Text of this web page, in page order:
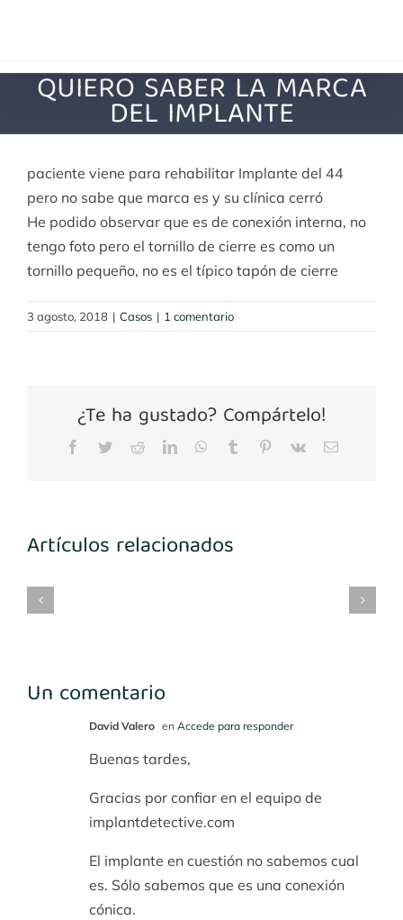
QUIERO SABER LA MARCA
DEL IMPLANTE
paciente viene para rehabilitar Implante del 44
pero no sabe que marca es y su clínica cerró
He podido observar que es de conexión interna, no
tengo foto pero el tornillo de cierre es como un
tornillo pequeño, no es el típico tapón de cierre
3 agosto, 2018 | Casos | 1 comentario
¿Te ha gustado? Compártelo!
Facebook
TwitterRedditLinkedInWhatsApp
Tumblr Pinterest
Vk
Correo
Artículos relacionados
Implantes
Un comentario
David Valero en Accede para responder
Buenas tardes,
Gracias por confiar en el equipo de
implantdetective.com
El implante en cuestión no sabemos cual
es. Sólo sabemos que es una conexión
cónica.